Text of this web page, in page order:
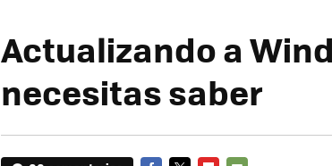
Actualizando a
necesitas saber